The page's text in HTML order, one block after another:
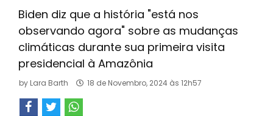
Biden diz que a história "está nos
observando agora" sobre as mudanças
climáticas durante sua primeira visita
presidencial à Amazônia
by Lara Barth 18 de Novembro, 2024 às 12h57